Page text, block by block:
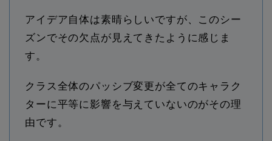
アイデア自体は素晴らしいですが、このシー
ズンでその欠点が見えてきたように感じま
す。
クラス全体のパッシブ変更が全てのキャラク
ターに平等に影響を与えていないのがその理
由です。